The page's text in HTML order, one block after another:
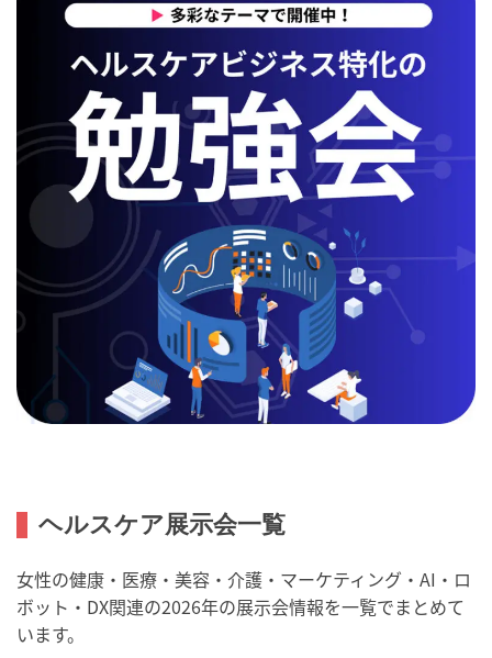
ヘルスケア展示会一覧
女性の健康・医療・美容・介護・マーケティング・AI・ロ
ボット・DX関連の2026年の展示会情報を一覧でまとめて
います。